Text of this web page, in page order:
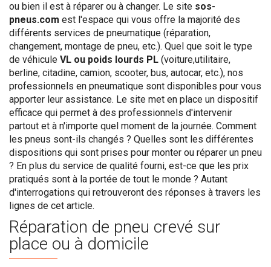
ou bien il est à réparer ou à changer. Le site sos-
pneus.com est l'espace qui vous offre la majorité des
différents services de pneumatique (réparation,
changement, montage de pneu, etc.). Quel que soit le type
de véhicule VL ou poids lourds PL (voiture,utilitaire,
berline, citadine, camion, scooter, bus, autocar, etc.), nos
professionnels en pneumatique sont disponibles pour vous
apporter leur assistance. Le site met en place un dispositif
efficace qui permet à des professionnels d'intervenir
partout et à n'importe quel moment de la journée. Comment
les pneus sont-ils changés ? Quelles sont les différentes
dispositions qui sont prises pour monter ou réparer un pneu
? En plus du service de qualité fourni, est-ce que les prix
pratiqués sont à la portée de tout le monde ? Autant
d'interrogations qui retrouveront des réponses à travers les
lignes de cet article.
Réparation de pneu crevé sur
place ou à domicile